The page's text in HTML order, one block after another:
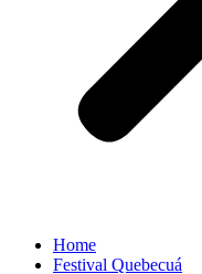
Home
Festival Quebecuá